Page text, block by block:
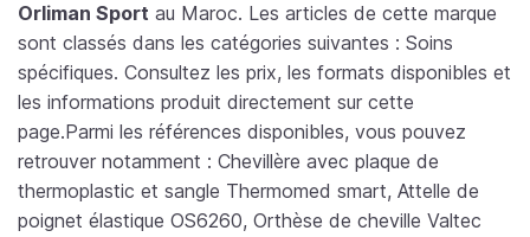
Orliman Sport au Maroc. Les articles de cette marque
sont classés dans les catégories suivantes : Soins
spécifiques. Consultez les prix, les formats disponibles et
les informations produit directement sur cette
page.Parmi les références disponibles, vous pouvez
retrouver notamment : Chevillère avec plaque de
thermoplastic et sangle Thermomed smart, Attelle de
poignet élastique OS6260, Orthèse de cheville Valtec